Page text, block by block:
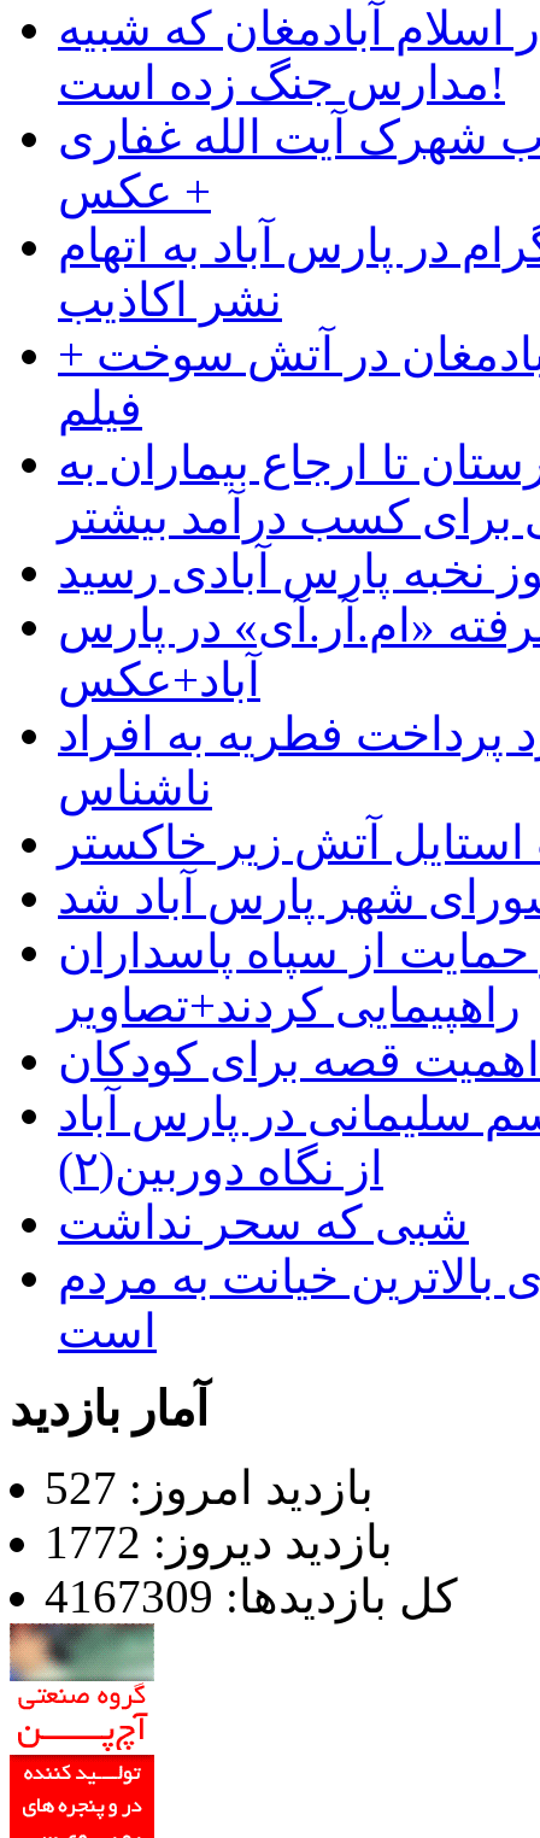
آبادمغان که شبیه
مدارس جنگ زده است!
شهرک آیت الله غفاری
+ عکس
در پارس آباد به اتهام
نشر اکاذیب
در آتش سوخت +
فیلم
تا ارجاع بیماران به
کسب درآمد بیشتر
نخبه پارس آبادی رسید
«ام.آر.آی» در پارس
آباد+عکس
پرداخت فطریه به افراد
ناشناس
آتش زیر خاکستر
شهر پارس آباد شد
از سپاه پاسداران
راهپیمایی کردند+تصاویر
سلیمانی در پارس آباد
از نگاه دوربین(۲)
شبی که سحر نداشت
خیانت به مردم
است
آمار بازدید
بازدید امروز: 527
بازدید دیروز: 1772
کل بازدیدها: 4167309